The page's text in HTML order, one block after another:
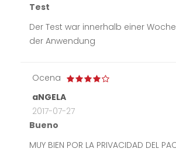
Test
Der Test war innerhalb einer
der Anwendung
Ocena
aNGELA
2017-07-27
Bueno
MUY BIEN POR LA PRIVACIDAD DEL